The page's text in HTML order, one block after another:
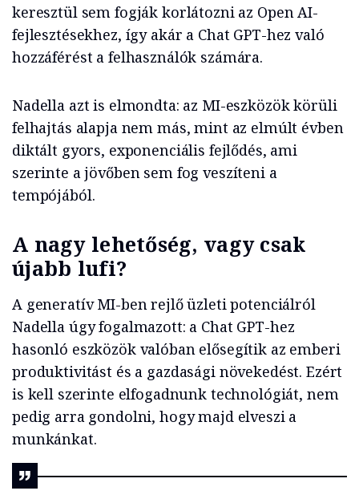
keresztül sem fogják korlátozni az Open AI-
fejlesztésekhez, így akár a Chat GPT-hez való
hozzáférést a felhasználók számára.
Nadella azt is elmondta: az MI-eszközök körüli
felhajtás alapja nem más, mint az elmúlt évben
diktált gyors, exponenciális fejlődés, ami
szerinte a jövőben sem fog veszíteni a
tempójából.
A nagy lehetőség, vagy csak
újabb lufi?
A generatív MI-ben rejlő üzleti potenciálról
Nadella úgy fogalmazott: a Chat GPT-hez
hasonló eszközök valóban elősegítik az emberi
produktivitást és a gazdasági növekedést. Ezért
is kell szerinte elfogadnunk technológiát, nem
pedig arra gondolni, hogy majd elveszi a
munkánkat.